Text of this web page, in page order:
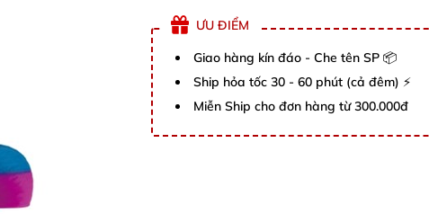
ƯU ĐIỂM
Giao hàng kín đáo - Che tên SP 📦
Ship hỏa tốc 30 - 60 phút (cả đêm) ⚡
Miễn Ship cho đơn hàng từ 300.000đ